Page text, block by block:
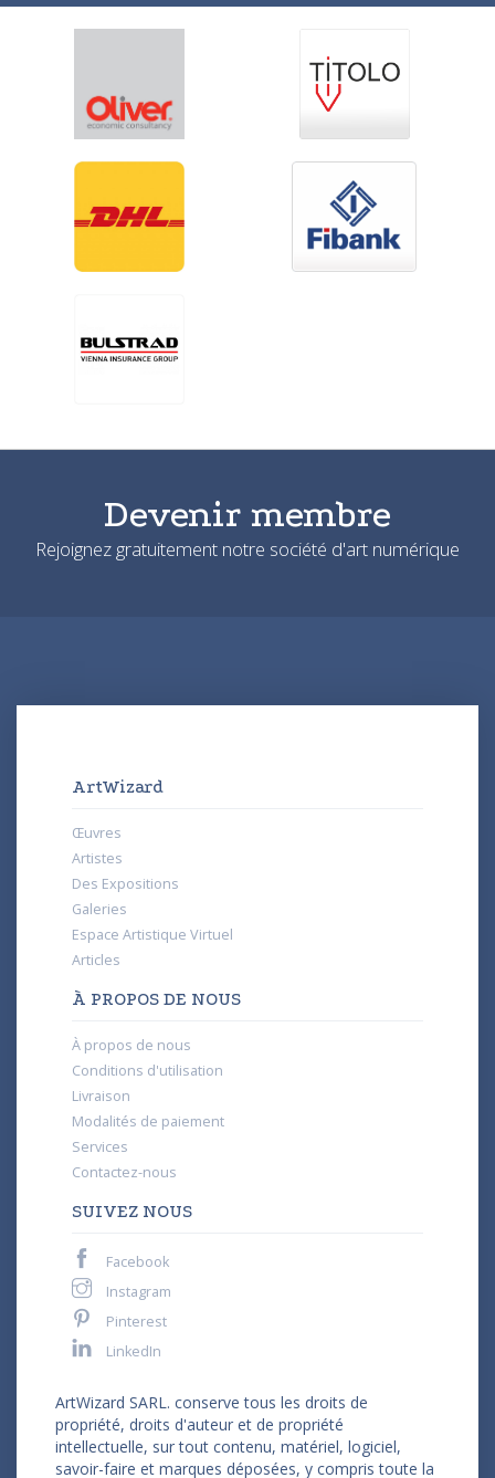
Devenir membre
Rejoignez gratuitement notre société d'art numérique
ArtWizard
Œuvres
Artistes
Des Expositions
Galeries
Espace Artistique Virtuel
Articles
À PROPOS DE NOUS
À propos de nous
Conditions d'utilisation
Livraison
Modalités de paiement
Services
Contactez-nous
SUIVEZ NOUS
Facebook
Instagram
Pinterest
LinkedIn
ArtWizard SARL. conserve tous les droits de
propriété, droits d'auteur et de propriété
intellectuelle, sur tout contenu, matériel, logiciel,
savoir-faire et marques déposées, y compris toute la